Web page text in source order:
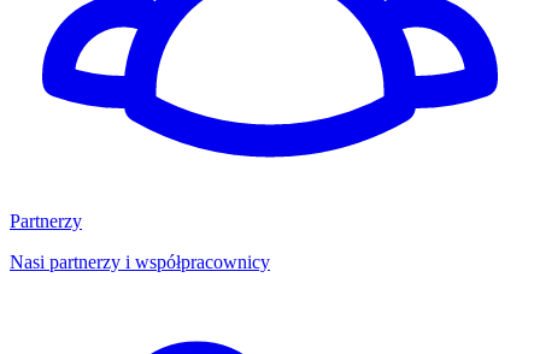
Partnerzy
Nasi partnerzy i współpracownicy